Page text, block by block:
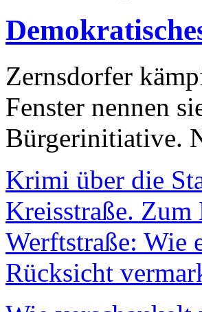
Zernsdorfer
Fenster nennen
Bürgerinitiative.
Krimi über die
Kreisstraße.
Werftstraße: Wie
Rücksicht